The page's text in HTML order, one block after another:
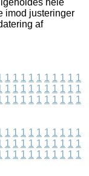
imod justeringer
af
1 1 1 1 1 1 1 1 1 1
1 1 1 1 1 1 1 1 1 1
1 1 1 1 1 1 1 1 1 1
1 1 1 1 1 1 1 1 1 1
1 1 1 1 1 1 1 1 1 1
1 1 1 1 1 1 1 1 1 1